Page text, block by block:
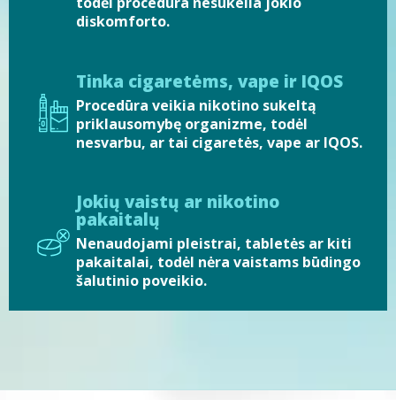
diskomforto.
Tinka cigaretėms, vape ir IQOS
Procedūra veikia nikotino sukeltą
priklausomybę organizme, todėl
nesvarbu, ar tai cigaretės, vape ar IQOS.
Jokių vaistų ar nikotino
pakaitalų
Nenaudojami pleistrai, tabletės ar kiti
pakaitalai, todėl nėra vaistams būdingo
šalutinio poveikio.